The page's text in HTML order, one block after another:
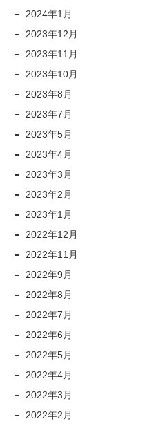
2024年1月
2023年12月
2023年11月
2023年10月
2023年8月
2023年7月
2023年5月
2023年4月
2023年3月
2023年2月
2023年1月
2022年12月
2022年11月
2022年9月
2022年8月
2022年7月
2022年6月
2022年5月
2022年4月
2022年3月
2022年2月